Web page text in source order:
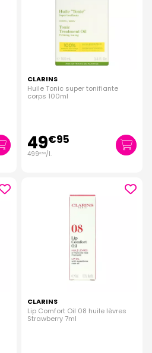
CLARINS
Huile Tonic super tonifiante
corps 100ml
49€95
499€50/l.
CLARINS
Lip Comfort Oil 08 huile lèvres
Strawberry 7ml